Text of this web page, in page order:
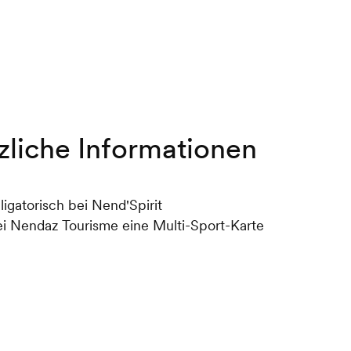
Informationen
bei Nend'Spirit
Nendaz Tourisme eine Multi-Sport-Karte